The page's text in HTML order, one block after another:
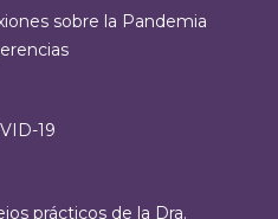
sobre la Pandemia
19
prácticos de la Dra.